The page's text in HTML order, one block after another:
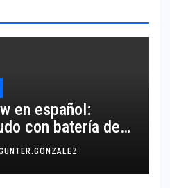
en español:
con batería de